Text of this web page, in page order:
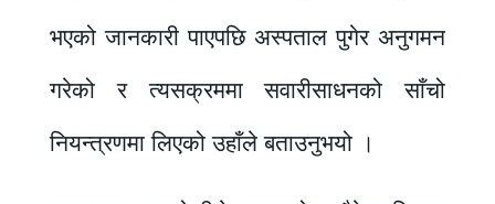
भएको जानकारी पाएपछि अस्पताल पुगेर अनुगमन
गरेको र त्यसक्रममा सवारीसाधनको साँचो
नियन्त्रणमा लिएको उहाँले बताउनुभयो ।